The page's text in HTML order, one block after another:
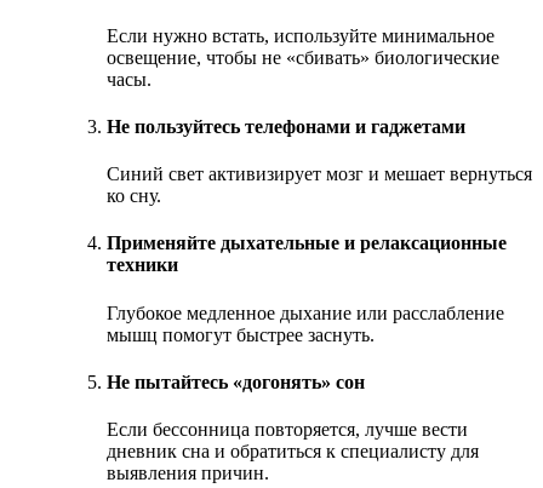
Если нужно встать, используйте минимальное
освещение, чтобы не «сбивать» биологические
часы.
Не пользуйтесь телефонами и гаджетами
Синий свет активизирует мозг и мешает вернуться
ко сну.
Применяйте дыхательные и релаксационные
техники
Глубокое медленное дыхание или расслабление
мышц помогут быстрее заснуть.
Не пытайтесь «догонять» сон
Если бессонница повторяется, лучше вести
дневник сна и обратиться к специалисту для
выявления причин.